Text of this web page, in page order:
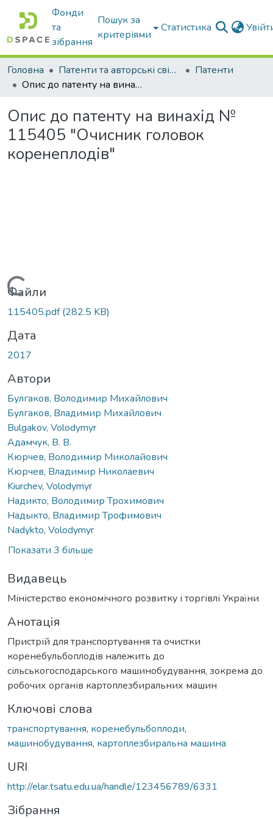
Фонди
та
зібрання
Пошук за
критеріями
Статистика
Головна Патенти та авторські свідоцтва
Патенти
Опис до патенту на винахід № 115405 "Очисник головок коренеплодів"
Опис до патенту на винахід №
115405 "Очисник головок
коренеплодів"
Вантажиться...
Файли
115405.pdf(282.5 KB)
Дата
2017
Автори
Булгаков, Володимир Михайлович
Булгаков, Владимир Михайлович
Bulgakov, Volodymyr
Адамчук, В. В.
Кюрчев, Володимир Миколайович
Кюрчев, Владимир Николаевич
Kiurchev, Volodymyr
Надикто, Володимир Трохимович
Надыкто, Владимир Трофимович
Nadykto, Volodymyr
Показати 3 більше
Видавець
Міністерство економічного розвитку і торгівлі України
Анотація
Пристрій для транспортування та очистки
коренебульбоплодів належить до
сільськогосподарського машинобудування, зокрема до
робочих органів картоплезбиральних машин
Ключові слова
транспортування, коренебульбоплоди,
машинобудування, картоплезбиральна машина
URI
http://elar.tsatu.edu.ua/handle/123456789/6331
Зібрання